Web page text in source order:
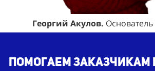
Георгий Акулов.
ПомогаЕМ заказчикам